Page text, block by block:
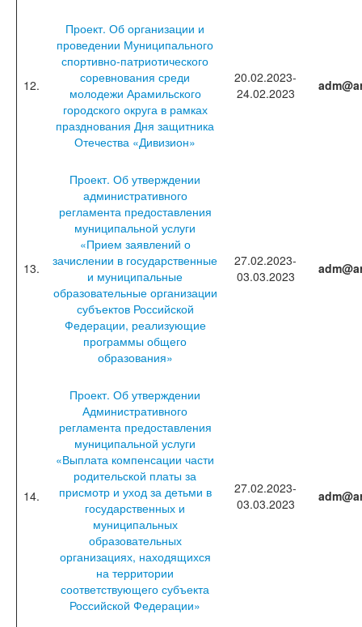
12.
Проект. Об организации и
проведении Муниципального
спортивно-патриотического
соревнования среди
молодежи Арамильского
городского округа в рамках
празднования Дня защитника
Отечества «Дивизион»
20.02.2023-
24.02.2023
13.
Проект. Об утверждении
административного
регламента предоставления
муниципальной услуги
«Прием заявлений о
зачислении в государственные
и муниципальные
образовательные организации
субъектов Российской
Федерации, реализующие
программы общего
образования»
27.02.2023-
03.03.2023
14.
Проект. Об утверждении
Административного
регламента предоставления
муниципальной услуги
«Выплата компенсации части
родительской платы за
присмотр и уход за детьми в
государственных и
муниципальных
образовательных
организациях, находящихся
на территории
соответствующего субъекта
Российской Федерации»
27.02.2023-
03.03.2023